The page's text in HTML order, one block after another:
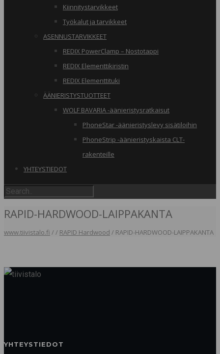
Kiinnitystarvikkeet
Työkalut ja tarvikkeet
ASENNUSTARVIKKEET
REDIX PowerClamp – Nostotappi
REDIX Elementtikiristin
REDIX Elementtituki
ÄÄNIERISTYSTUOTTEET
WOLF BAVARIA -äänieristysratkaisut
PhoneStar -äänieristyslevy sisätiloihin
PhoneStrip -äänieristyskaista CLT-
rakenteille
YHTEYSTIEDOT
RAPID-HARDWOOD-LAIPPAKANTA
www.tiivistalo.fi // RAPID Hardwood / RAPID-HARDWOOD-LAIPPAKANTA
YHTEYSTIEDOT